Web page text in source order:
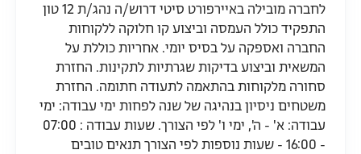
לחברה מובילה באיירפורט סיטי דרוש/ה נהג/ת 12 טון
התפקיד כולל העמסה וביצוע קו חלוקה ללקוחות
החברה ואספקה על בסיס יומי. אחריות כוללת על
המשאית וביצוע בדיקות שגרתיות לתקינות. החזרת
סחורה מלקוחות בהתאמה לתעודה חתומה. החזרת
משטחים ניסיון בנהיגה של שנה לפחות ימי עבודה: ימי
עבודה: א' - ה', ימי ו' לפי הצורך. שעות עבודה : 07:00
- 16:00 - שעות נוספות לפי הצורך תנאים טובים